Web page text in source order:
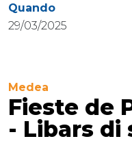
Quando
29/03/2025
Medea
Fieste de
- Libars di